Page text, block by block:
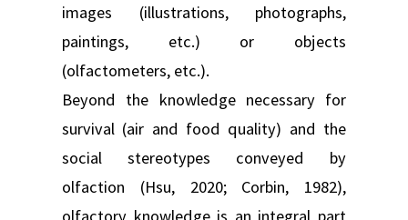
images (illustrations, photographs,
paintings, etc.) or objects
(olfactometers, etc.).
Beyond the knowledge necessary for
survival (air and food quality) and the
social stereotypes conveyed by
olfaction (Hsu, 2020; Corbin, 1982),
olfactory knowledge is an integral part